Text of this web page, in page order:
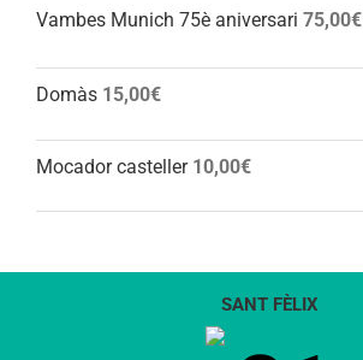
Vambes Munich 75è aniversari 75,00€
Domàs 15,00€
Mocador casteller 10,00€
SANT FÈLIX